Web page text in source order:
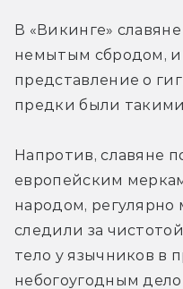
В «Викинге»
немытым сбродом,
представление о
предки были
Напротив, славяне
европейским
народом, регулярно
следили за
тело у язычников в
небогоугодным